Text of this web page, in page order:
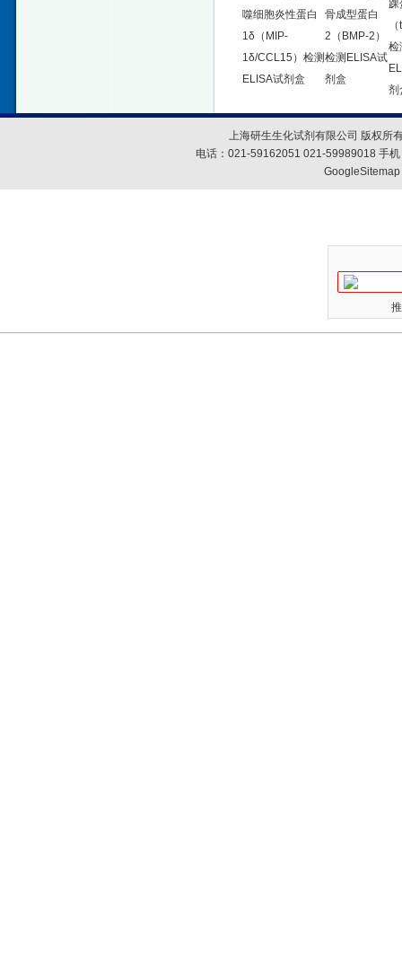
噬细胞炎性蛋白
1δ（MIP-
1δ/CCL15）检测
ELISA试剂盒
骨成型蛋白
2（BMP-2）
检测ELISA试
剂盒
踝
检
剂
上海研生生化试剂有限公司 版权所
电话：021-59162051 021-59989018 手
GoogleSitemap